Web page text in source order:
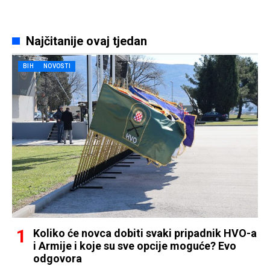
Najčitanije ovaj tjedan
BIH NOVOSTI
Koliko će novca dobiti svaki pripadnik HVO-a
i Armije i koje su sve opcije moguće? Evo
odgovora